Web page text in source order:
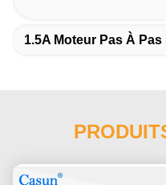
1.5A Moteur Pas À